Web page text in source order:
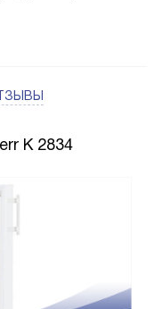
сколько он стоит
K 2834